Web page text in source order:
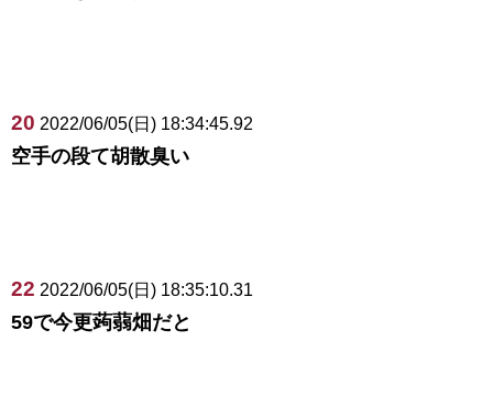
20 2022/06/05(日) 18:34:45.92
空手の段て胡散臭い
22 2022/06/05(日) 18:35:10.31
59で今更蒟蒻畑だと